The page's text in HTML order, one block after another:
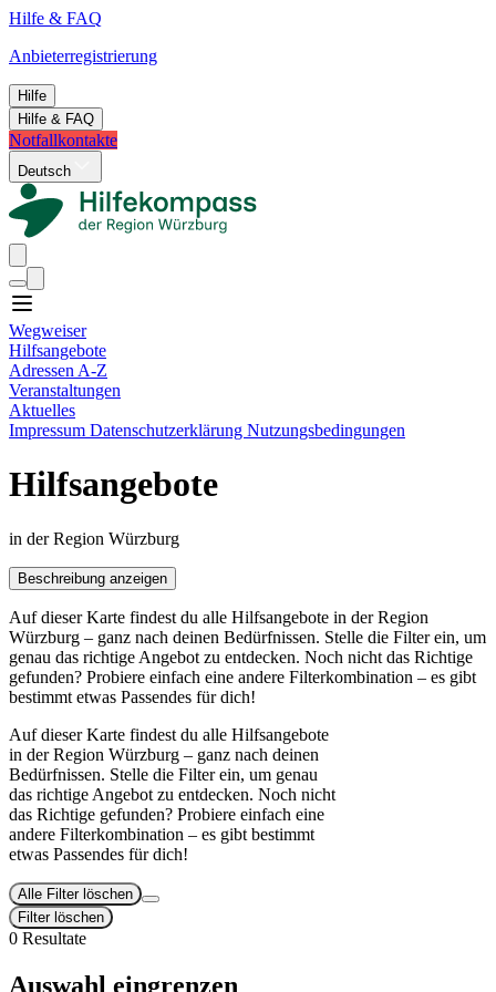
Hilfe & FAQ
Anbieterregistrierung
Hilfe
Hilfe & FAQ
Notfallkontakte
Deutsch
Wegweiser
Hilfsangebote
Adressen A-Z
Veranstaltungen
Aktuelles
Impressum Datenschutzerklärung Nutzungsbedingungen
Hilfsangebote
in der Region Würzburg
Beschreibung anzeigen
Auf dieser Karte findest du alle Hilfsangebote in der Region
Würzburg – ganz nach deinen Bedürfnissen. Stelle die Filter ein, um
genau das richtige Angebot zu entdecken. Noch nicht das Richtige
gefunden? Probiere einfach eine andere Filterkombination – es gibt
bestimmt etwas Passendes für dich!
Auf dieser Karte findest du alle Hilfsangebote
in der Region Würzburg – ganz nach deinen
Bedürfnissen. Stelle die Filter ein, um genau
das richtige Angebot zu entdecken. Noch nicht
das Richtige gefunden? Probiere einfach eine
andere Filterkombination – es gibt bestimmt
etwas Passendes für dich!
Alle Filter löschen
Filter löschen
0 Resultate
Auswahl eingrenzen